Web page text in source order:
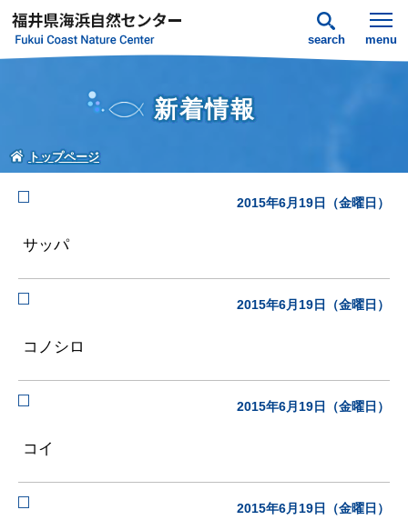
search menu
新着情報
トップページ
2015年6月19日（金曜日）
サッパ
2015年6月19日（金曜日）
コノシロ
2015年6月19日（金曜日）
コイ
2015年6月19日（金曜日）